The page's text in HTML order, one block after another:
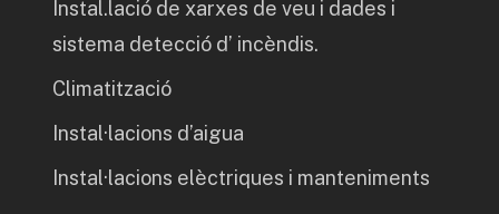
Instal.lació de xarxes de veu i dades i
sistema detecció d’ incèndis.
Climatització
Instal·lacions d’aigua
Instal·lacions elèctriques i manteniments